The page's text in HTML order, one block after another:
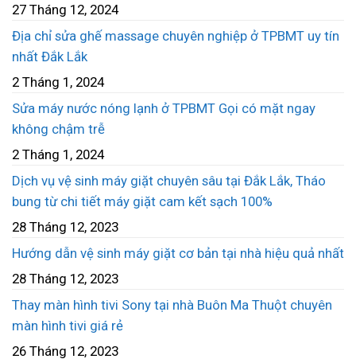
27 Tháng 12, 2024
Địa chỉ sửa ghế massage chuyên nghiệp ở TPBMT uy tín
nhất Đắk Lắk
2 Tháng 1, 2024
Sửa máy nước nóng lạnh ở TPBMT Gọi có mặt ngay
không chậm trễ
2 Tháng 1, 2024
Dịch vụ vệ sinh máy giặt chuyên sâu tại Đắk Lắk, Tháo
bung từ chi tiết máy giặt cam kết sạch 100%
28 Tháng 12, 2023
Hướng dẫn vệ sinh máy giặt cơ bản tại nhà hiệu quả nhất
28 Tháng 12, 2023
Thay màn hình tivi Sony tại nhà Buôn Ma Thuột chuyên
màn hình tivi giá rẻ
26 Tháng 12, 2023